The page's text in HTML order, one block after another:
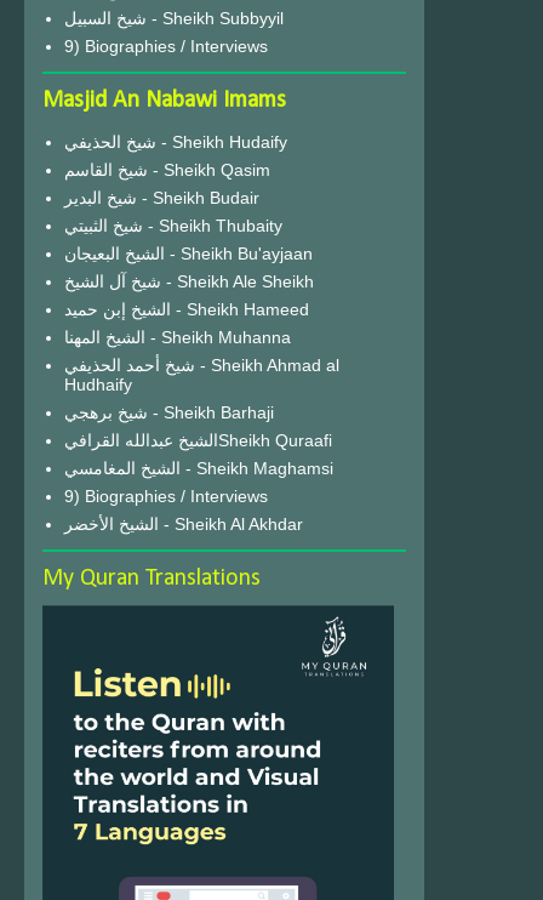
شيخ السبيل - Sheikh Subbyyil
9) Biographies / Interviews
Masjid An Nabawi Imams
شيخ الحذيفي - Sheikh Hudaify
شيخ القاسم - Sheikh Qasim
شيخ البدير - Sheikh Budair
شيخ الثبيتي - Sheikh Thubaity
الشيخ البعيجان - Sheikh Bu'ayjaan
شيخ آل الشيخ - Sheikh Ale Sheikh
الشيخ إبن حميد - Sheikh Hameed
الشيخ المهنا - Sheikh Muhanna
شيخ أحمد الحذيفي - Sheikh Ahmad al
Hudhaify
شيخ برهجي - Sheikh Barhaji
الشيخ عبدالله القرافيSheikh Quraafi
الشيخ المغامسي - Sheikh Maghamsi
9) Biographies / Interviews
الشيخ الأخضر - Sheikh Al Akhdar
My Quran Translations